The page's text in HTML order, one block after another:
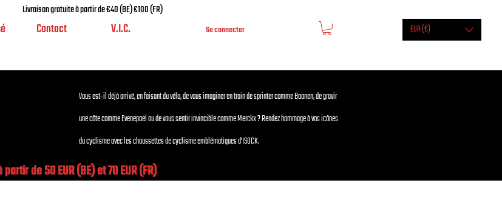
Livraison gratuite à partir de €40 (BE) €100 (FR)
Contact V.I.C. Se connecter EUR (€)
Vous est-il déjà arrivé, en faisant du vélo, de vous imaginer en train de sprinter comme Boonen, de gravir
une côte comme Evenepoel ou de vous sentir invincible comme Merckx ? Rendez hommage à vos icônes
du cyclisme avec les chaussettes de cyclisme emblématiques d'ISOCK.
de 50 EUR (BE) et 70 EUR (FR)